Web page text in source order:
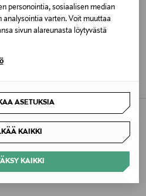
personointia, sosiaalisen median
varten. Voit muuttaa
sivun alareunasta löytyvästä
ASETUKSIA
KAIKKI
KAIKKI